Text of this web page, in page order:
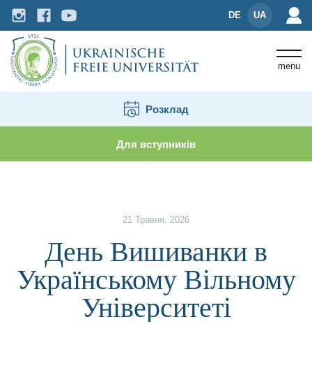
DE UA
menu
Розклад
Для вступників
День Вишиванки в Українському
21 Травня, 2026
День Вишиванки в
Українському Вільному
Університеті